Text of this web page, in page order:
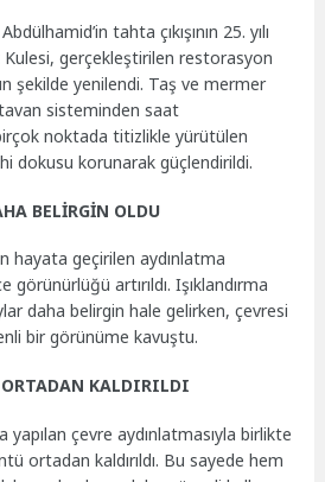
tahta çıkışının 25. yılı
Kulesi, gerçekleştirilen restorasyon
şekilde yenilendi. Taş ve mermer
sisteminden saat
noktada titizlikle yürütülen
dokusu korunarak güçlendirildi.
BELİRGİN OLDU
hayata geçirilen aydınlatma
görünürlüğü artırıldı. Işıklandırma
daha belirgin hale gelirken, çevresi
bir görünüme kavuştu.
KALDIRILDI
yapılan çevre aydınlatmasıyla birlikte
ortadan kaldırıldı. Bu sayede hem